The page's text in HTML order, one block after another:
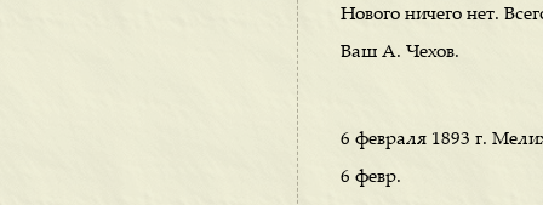
Нового ничего нет.
Ваш А. Чехов.
6 февраля 1893 г.
6 февр.